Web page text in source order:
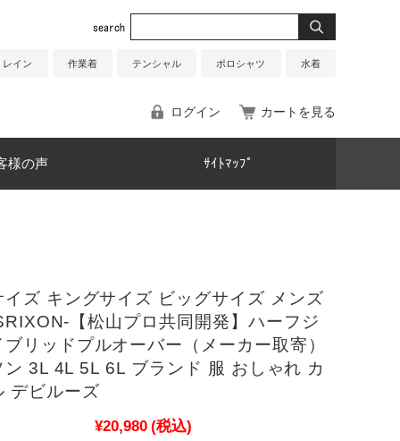
レイン 作業着 テンシャル ポロシャツ 水着
ログイン カートを見る
様の声 ｻｲﾄﾏｯﾌﾟ
イズ キングサイズ ビッグサイズ メンズ
【松山プロ共同開発】ハーフジ
ブリッドプルオーバー（メーカー取寄）
ン 3L 4L 5L 6L ブランド 服 おしゃれ カ
デビルーズ
¥20,980 (税込)